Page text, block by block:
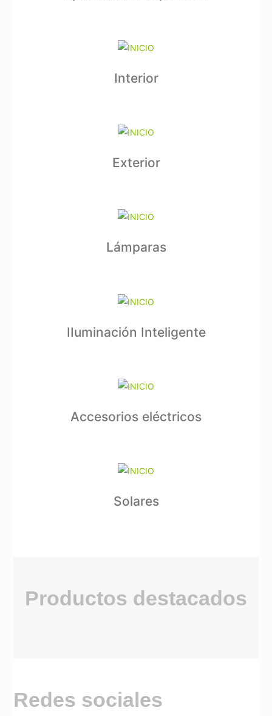
Interior
Exterior
Lámparas
IIuminación Inteligente
Accesorios eléctricos
Solares
Productos destacados
Redes sociales